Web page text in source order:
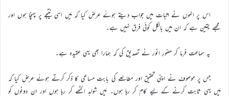
اس پر انہوں نے اثبات میں جواب دیتے ہوئے عرض کیا کہ مَیں اسی نتیجے پر پہنچا ہوں اور
مجھے یقین ہے کہ ان میں بالکل کوئی فرق نہیں ہے۔
یہ سماعت فرما کر حضورِ انور نے تصدیق کی کہ ہمارا بھی یہی عقیدہ ہے۔
جس پر موصوف نے اپنی تحقیق اور مطالعے کی بابت مساعی کا ذکر کرتے ہوئے عرض کیا کہ
مَیں یہی ثابت کرنے کے لیے کام کر رہا ہوں۔ مَیں شواہد اکٹھے کر رہا ہوں اور ان دونوں کو